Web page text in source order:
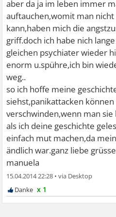
aber da ja im leben immer
auftauchen,womit man
kann,haben mich die
griff.doch ich habe nich
gleichen psychiater wieder
enorm u.spühre,ich bin
weg..
so ich hoffe meine
siehst,panikattacken
verschwinden,wenn man
als ich deine geschichte
einfach mut machen,da
ändlich war.ganz liebe
manuela
15.04.2014 22:28 •
x 1